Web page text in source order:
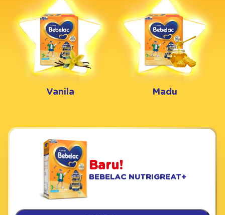
Vanila Madu
Baru!
BEBELAC NUTRIGREAT+